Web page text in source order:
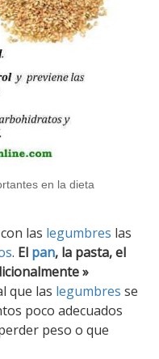
en la dieta
las legumbres las
. El pan, la pasta, el
»
que las legumbres se
poco adecuados
peso o que